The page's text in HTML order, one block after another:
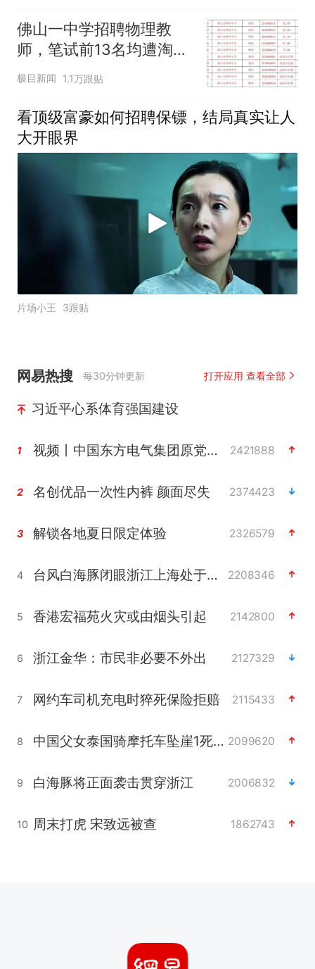
曾任中储粮集团公司董
事、党组副书记等职务
佛山一中学招聘物理教
师，笔试前13名均遭淘
汰？教育局：已叫停招
聘，成立调查组全面核查
极目新闻 1.1万跟贴
看顶级富豪如何招聘保镖，结局真实让人
大开眼界
片场小王 3跟贴
网易热搜 每30分钟更新 打开应用 查看全部
习近平心系体育强国建设
1 视频丨中国东方电气集团原党组副书记、董事宋致远被查 2421888
2 名创优品一次性内裤 颜面尽失 2374423
3 解锁各地夏日限定体验 2326579
4 台风白海豚闭眼浙江上海处于危险半圆 2208346
5 香港宏福苑火灾或由烟头引起 2142800
6 浙江金华：市民非必要不外出 2127329
7 网约车司机充电时猝死保险拒赔 2115433
8 中国父女泰国骑摩托车坠崖1死1伤 2099620
9 白海豚将正面袭击贯穿浙江 2006832
10 周末打虎 宋致远被查 1862743